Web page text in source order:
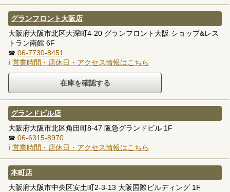
グランフロント大阪店
大阪府大阪市北区大深町4-20 グランフロント大阪 ショップ&レス
トラン南館 6F
☎ 06-7730-8451
ℹ 営業時間・店休日・アクセス情報はこちら
グランドビル店
大阪府大阪市北区角田町8-47 阪急グランドビル 1F
☎ 06-6315-8970
ℹ 営業時間・店休日・アクセス情報はこちら
本町店
大阪府大阪市中央区安土町2-3-13 大阪国際ビルディング 1F